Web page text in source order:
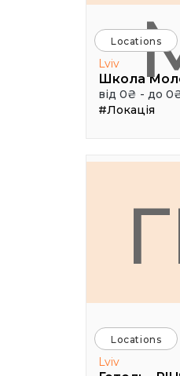
Locations
Lviv
від 0₴ - до
#Локація
Locations
Lviv